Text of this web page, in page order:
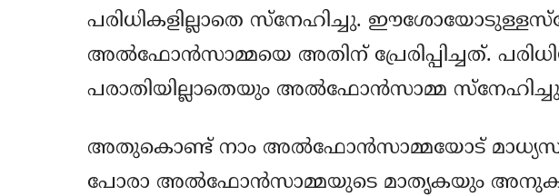
പരിധികളില്ലാതെ സ്‌നേഹിച്ചു.
അല്‍ഫോന്‍സാമ്മയെ അതിന് പ്രേരിപ്പിച്ചത്.
പരാതിയില്ലാതെയും അല്‍ഫോന്‍സാമ്മ
അതുകൊണ്ട് നാം അല്‍ഫോന്‍സാമ്മയോട് മാധ്യസ്ഥം
പോരാ അല്‍ഫോന്‍സാമ്മയുടെ മാതൃകയും